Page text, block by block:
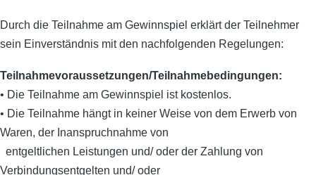
Durch die Teilnahme am Gewinnspiel erklärt der Teilnehmer
sein Einverständnis mit den nachfolgenden Regelungen:
Teilnahmevoraussetzungen/Teilnahmebedingungen:
• Die Teilnahme am Gewinnspiel ist kostenlos.
• Die Teilnahme hängt in keiner Weise von dem Erwerb von
Waren, der Inanspruchnahme von
entgeltlichen Leistungen und/ oder der Zahlung von
Verbindungsentgelten und/ oder